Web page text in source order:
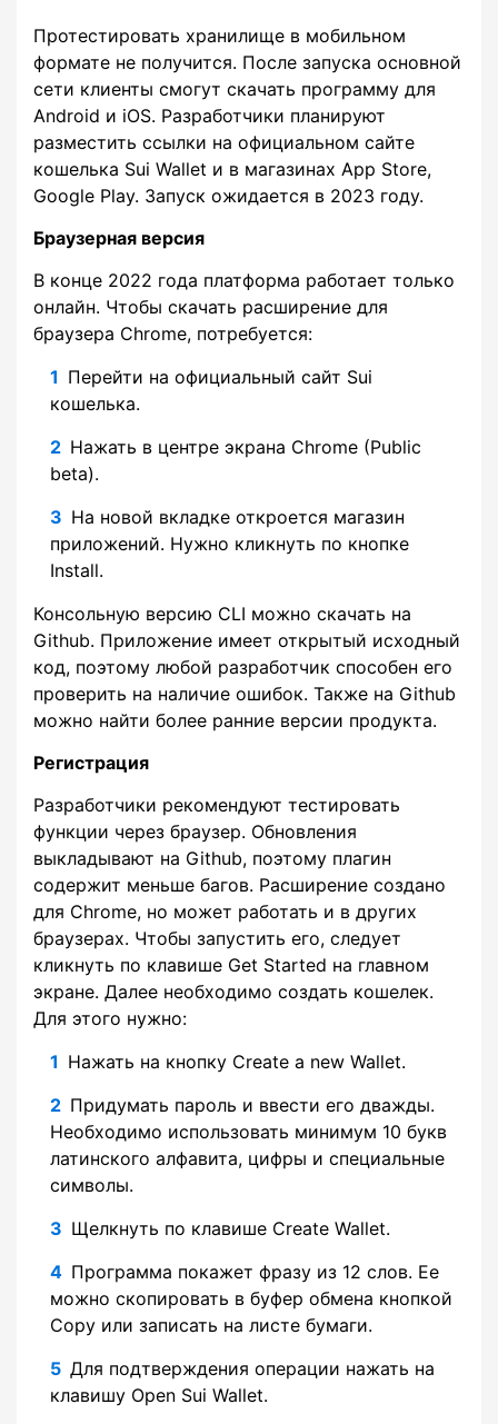
Протестировать хранилище в мобильном
формате не получится. После запуска основной
сети клиенты смогут скачать программу для
Android и iOS. Разработчики планируют
разместить ссылки на официальном сайте
кошелька Sui Wallet и в магазинах App Store,
Google Play. Запуск ожидается в 2023 году.
Браузерная версия
В конце 2022 года платформа работает только
онлайн. Чтобы скачать расширение для
браузера Chrome, потребуется:
Перейти на официальный сайт Sui
кошелька.
Нажать в центре экрана Chrome (Public
beta).
На новой вкладке откроется магазин
приложений. Нужно кликнуть по кнопке
Install.
Консольную версию CLI можно скачать на
Github. Приложение имеет открытый исходный
код, поэтому любой разработчик способен его
проверить на наличие ошибок. Также на Github
можно найти более ранние версии продукта.
Регистрация
Разработчики рекомендуют тестировать
функции через браузер. Обновления
выкладывают на Github, поэтому плагин
содержит меньше багов. Расширение создано
для Chrome, но может работать и в других
браузерах. Чтобы запустить его, следует
кликнуть по клавише Get Started на главном
экране. Далее необходимо создать кошелек.
Для этого нужно:
Нажать на кнопку Create a new Wallet.
Придумать пароль и ввести его дважды.
Необходимо использовать минимум 10 букв
латинского алфавита, цифры и специальные
символы.
Щелкнуть по клавише Create Wallet.
Программа покажет фразу из 12 слов. Ее
можно скопировать в буфер обмена кнопкой
Copy или записать на листе бумаги.
Для подтверждения операции нажать на
клавишу Open Sui Wallet.